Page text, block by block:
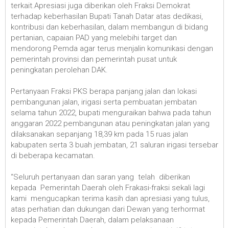
terkait.Apresiasi juga diberikan oleh Fraksi Demokrat
terhadap keberhasilan Bupati Tanah Datar atas dedikasi,
kontribusi dan keberhasilan, dalam membangun di bidang
pertanian, capaian PAD yang melebihi target dan
mendorong Pemda agar terus menjalin komunikasi dengan
pemerintah provinsi dan pemerintah pusat untuk
peningkatan perolehan DAK.
Pertanyaan Fraksi PKS berapa panjang jalan dan lokasi
pembangunan jalan, irigasi serta pembuatan jembatan
selama tahun 2022, bupati menguraikan bahwa pada tahun
anggaran 2022 pembangunan atau peningkatan jalan yang
dilaksanakan sepanjang 18,39 km pada 15 ruas jalan
kabupaten serta 3 buah jembatan, 21 saluran irigasi tersebar
di beberapa kecamatan.
“Seluruh pertanyaan dan saran yang telah diberikan
kepada Pemerintah Daerah oleh Frakasi-fraksi sekali lagi
kami mengucapkan terima kasih dan apresiasi yang tulus,
atas perhatian dan dukungan dari Dewan yang terhormat
kepada Pemerintah Daerah, dalam pelaksanaan